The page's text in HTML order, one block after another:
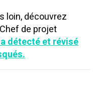
loin, découvrez
de projet
a détecté et révisé